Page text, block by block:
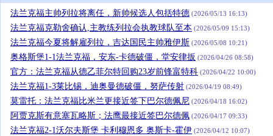
法兰克福主帅列拉将离任，新帅候选人包括特德 (2026/05/13 16:13)
法兰克福克勒舍确认,主教练列拉会执教球队至本 (2026/05/09 15:13)
法兰克福今夏将解雇列拉，吉达国民主帅雅伊斯 (2026/05/08 10:21)
奥格斯堡1-1法兰克福，安东-卡德破僵，堂安律扳 (2026/04/26 08:58)
官方：法兰克福从德乙菲尔特回购23岁前锋富特科 (2026/04/22 10:00)
法兰克福1-3莱比锡，迪奥曼德破僵，努萨传射 (2026/04/19 08:49)
莫雷托：法兰克福比米兰更接近签下巴尔德佩尼 (2026/04/18 16:02)
阿贾克斯有意塞瓦略斯；法鹰最接近签巴尔德佩 (2026/04/17 09:33)
法兰克福2-1沃尔夫斯堡 卡利穆恩多 奥斯卡-霍伊 (2026/04/12 10:07)